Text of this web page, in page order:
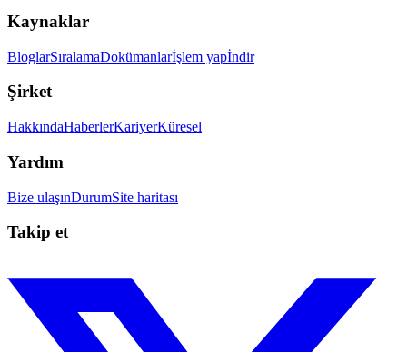
Kaynaklar
BloglarSıralamaDokümanlarİşlem yapİndir
Şirket
HakkındaHaberlerKariyerKüresel
Yardım
Bize ulaşınDurumSite haritası
Takip et